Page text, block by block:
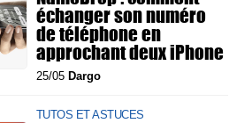
échanger son numéro
de téléphone en
approchant deux iPhone
25/05 Dargo
TUTOS ET ASTUCES